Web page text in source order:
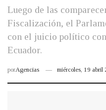
Luego de las
Fiscalización, el
con el juicio político
Ecuador.
porAgencias miércoles, 19